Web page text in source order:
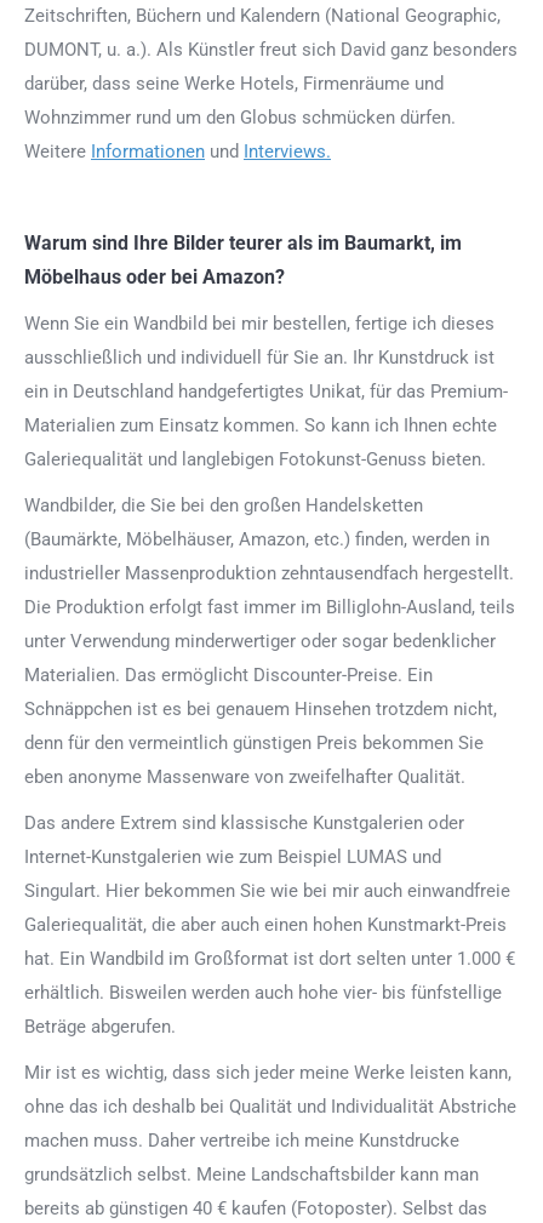
Zeitschriften, Büchern und Kalendern (National Geographic,
DUMONT, u. a.). Als Künstler freut sich David ganz besonders
darüber, dass seine Werke Hotels, Firmenräume und
Wohnzimmer rund um den Globus schmücken dürfen.
Weitere Informationen und Interviews.
Warum sind Ihre Bilder teurer als im Baumarkt, im
Möbelhaus oder bei Amazon?
Wenn Sie ein Wandbild bei mir bestellen, fertige ich dieses
ausschließlich und individuell für Sie an. Ihr Kunstdruck ist
ein in Deutschland handgefertigtes Unikat, für das Premium-
Materialien zum Einsatz kommen. So kann ich Ihnen echte
Galeriequalität und langlebigen Fotokunst-Genuss bieten.
Wandbilder, die Sie bei den großen Handelsketten
(Baumärkte, Möbelhäuser, Amazon, etc.) finden, werden in
industrieller Massenproduktion zehntausendfach hergestellt.
Die Produktion erfolgt fast immer im Billiglohn-Ausland, teils
unter Verwendung minderwertiger oder sogar bedenklicher
Materialien. Das ermöglicht Discounter-Preise. Ein
Schnäppchen ist es bei genauem Hinsehen trotzdem nicht,
denn für den vermeintlich günstigen Preis bekommen Sie
eben anonyme Massenware von zweifelhafter Qualität.
Das andere Extrem sind klassische Kunstgalerien oder
Internet-Kunstgalerien wie zum Beispiel LUMAS und
Singulart. Hier bekommen Sie wie bei mir auch einwandfreie
Galeriequalität, die aber auch einen hohen Kunstmarkt-Preis
hat. Ein Wandbild im Großformat ist dort selten unter 1.000 €
erhältlich. Bisweilen werden auch hohe vier- bis fünfstellige
Beträge abgerufen.
Mir ist es wichtig, dass sich jeder meine Werke leisten kann,
ohne das ich deshalb bei Qualität und Individualität Abstriche
machen muss. Daher vertreibe ich meine Kunstdrucke
grundsätzlich selbst. Meine Landschaftsbilder kann man
bereits ab günstigen 40 € kaufen (Fotoposter). Selbst das